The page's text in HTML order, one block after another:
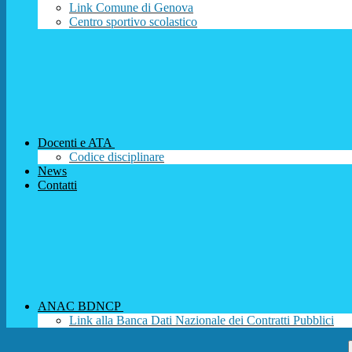
Link Comune di Genova
Centro sportivo scolastico
Docenti e ATA
Codice disciplinare
News
Contatti
ANAC BDNCP
Link alla Banca Dati Nazionale dei Contratti Pubblici